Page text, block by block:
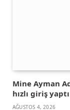
Mine Ayman
hızlı giriş yaptı
AĞUSTOS 4, 2026